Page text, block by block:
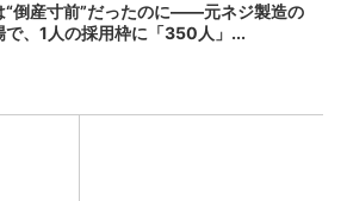
“倒産寸前”だったのに――元ネジ製造の
で、1人の採用枠に「350人」...